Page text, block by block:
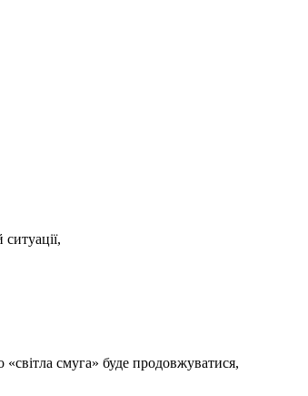
смуга» буде продовжуватися,